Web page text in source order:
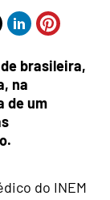
brasileira,
na
de um
do INEM